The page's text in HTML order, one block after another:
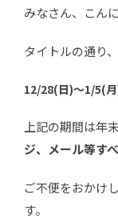
みなさん、こん
タイトルの通り、
12/28(日)～1/5(月
上記の期間は年
ジ、メール等す
ご不便をおかけ
す。